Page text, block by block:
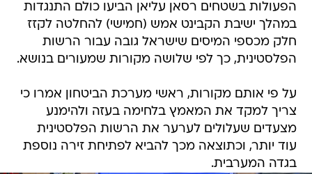
הפעולות בשטחים רסאן עליאן הביעו כולם התנגדות
במהלך ישיבת הקבינט אמש (חמישי) להחלטה לקזז
חלק מכספי המיסים שישראל גובה עבור הרשות
הפלסטינית, כך לפי שלושה מקורות שמעורים בנושא.
על פי אותם מקורות, ראשי מערכת הביטחון אמרו כי
צריך למקד את המאמץ בלחימה בעזה ולהימנע
מצעדים שעלולים לערער את הרשות הפלסטינית
עוד יותר, וכתוצאה מכך להביא לפתיחת זירה נוספת
בגדה המערבית.